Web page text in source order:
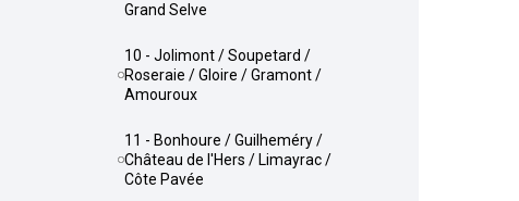
Grand Selve
10 - Jolimont / Soupetard /
Roseraie / Gloire / Gramont /
Amouroux
11 - Bonhoure / Guilheméry /
Château de l'Hers / Limayrac /
Côte Pavée